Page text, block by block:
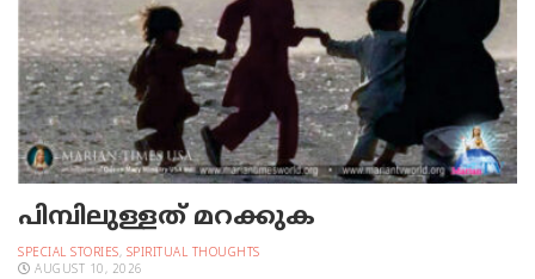
പിമ്പിലുള്ളത് മറക്കുക
SPECIAL STORIES, SPIRITUAL THOUGHTS
AUGUST 10, 2026